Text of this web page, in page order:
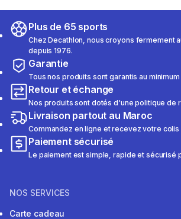
Plus de 65 sports
Chez Decathlon, nous croyons fermement
depuis 1976.
Garantie
Tous nos produits sont garantis au
Retour et échange
Nos produits sont dotés d'une politique de
Livraison partout au Maroc
Commandez en ligne et recevez votre colis
Paiement sécurisé
Le paiement est simple, rapide et sécurisé
NOS SERVICES
Carte cadeau